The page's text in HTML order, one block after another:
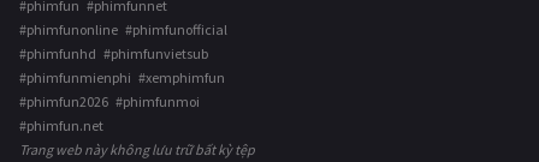
#phimfun #phimfunnet
#phimfunonline #phimfunofficial
#phimfunhd #phimfunvietsub
#phimfunmienphi #xemphimfun
#phimfun2026 #phimfunmoi
#phimfun.net
Trang web này không lưu trữ bất kỳ tệp